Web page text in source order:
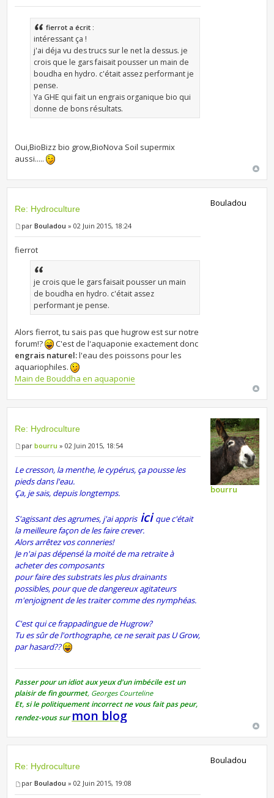
fierrot a écrit :
intéressant ça !
j'ai déja vu des trucs sur le net la dessus. je
crois que le gars faisait pousser un main de
boudha en hydro. c'était assez performant je
pense.
Ya GHE qui fait un engrais organique bio qui
donne de bons résultats.
Oui,BioBizz bio grow,BioNova Soil supermix
aussi.....
Re: Hydroculture
parBouladou » 02 Juin 2015, 18:24
fierrot
je crois que le gars faisait pousser un main
de boudha en hydro. c'était assez
performant je pense.
Alors fierrot, tu sais pas que hugrow est sur notre
forum!?
C'est de l'aquaponie exactement donc
engrais naturel:l'eau des poissons pour les
aquariophiles.
Main de Bouddha en aquaponie
Bouladou
Re: Hydroculture
parbourru » 02 Juin 2015, 18:54
Le cresson, la menthe, le cypérus, ça pousse les
pieds dans l'eau.
Ça, je sais, depuis longtemps.
S'agissant des agrumes, j'ai apprisicique c'était
la meilleure façon de les faire crever.
Alors arrêtez vos conneries!
Je n'ai pas dépensé la moité de ma retraite à
acheter des composants
pour faire des substrats les plus drainants
possibles, pour que de dangereux agitateurs
m'enjoignent de les traiter comme des nymphéas.
C'est qui ce frappadingue de Hugrow?
Tu es sûr de l'orthographe, ce ne serait pas U Grow,
par hasard??
Passer pour un idiot aux yeux d'un imbécile est un
plaisir de fin gourmet, Georges Courteline
Et, si le politiquement incorrect ne vous fait pas peur,
rendez-vous sur mon blog
bourru
Re: Hydroculture
parBouladou » 02 Juin 2015, 19:08
Bouladou